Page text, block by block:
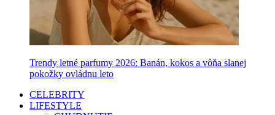
Trendy letné parfumy 2026: Banán, kokos a vôňa slanej
pokožky ovládnu leto
CELEBRITY
LIFESTYLE